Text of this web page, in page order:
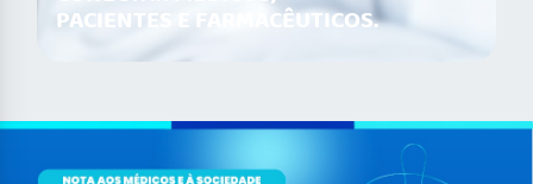
PACIENTES E FARMACÊUTICOS.